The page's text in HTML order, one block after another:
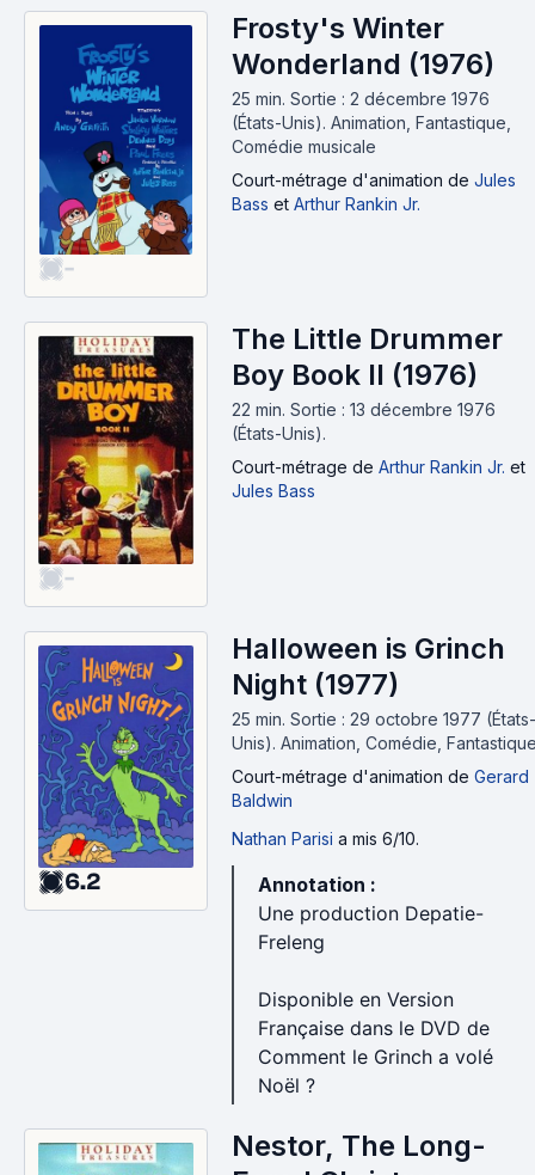
-
Frosty's Winter
Wonderland (1976)
25 min. Sortie : 2 décembre 1976
(États-Unis). Animation, Fantastique,
Comédie musicale
Court-métrage d'animation de Jules
Bass et Arthur Rankin Jr.
-
The Little Drummer
Boy Book II (1976)
22 min. Sortie : 13 décembre 1976
(États-Unis).
Court-métrage de Arthur Rankin Jr. et
Jules Bass
6.2
Halloween is Grinch
Night (1977)
25 min. Sortie : 29 octobre 1977 (États-
Unis). Animation, Comédie,
Court-métrage d'animation de Gerard
Baldwin
Nathan Parisi a mis 6/10.
Annotation :
Une production Depatie-
Freleng
Disponible en Version
Française dans le DVD de
Comment le Grinch a volé
Noël ?
Nestor, The Long-